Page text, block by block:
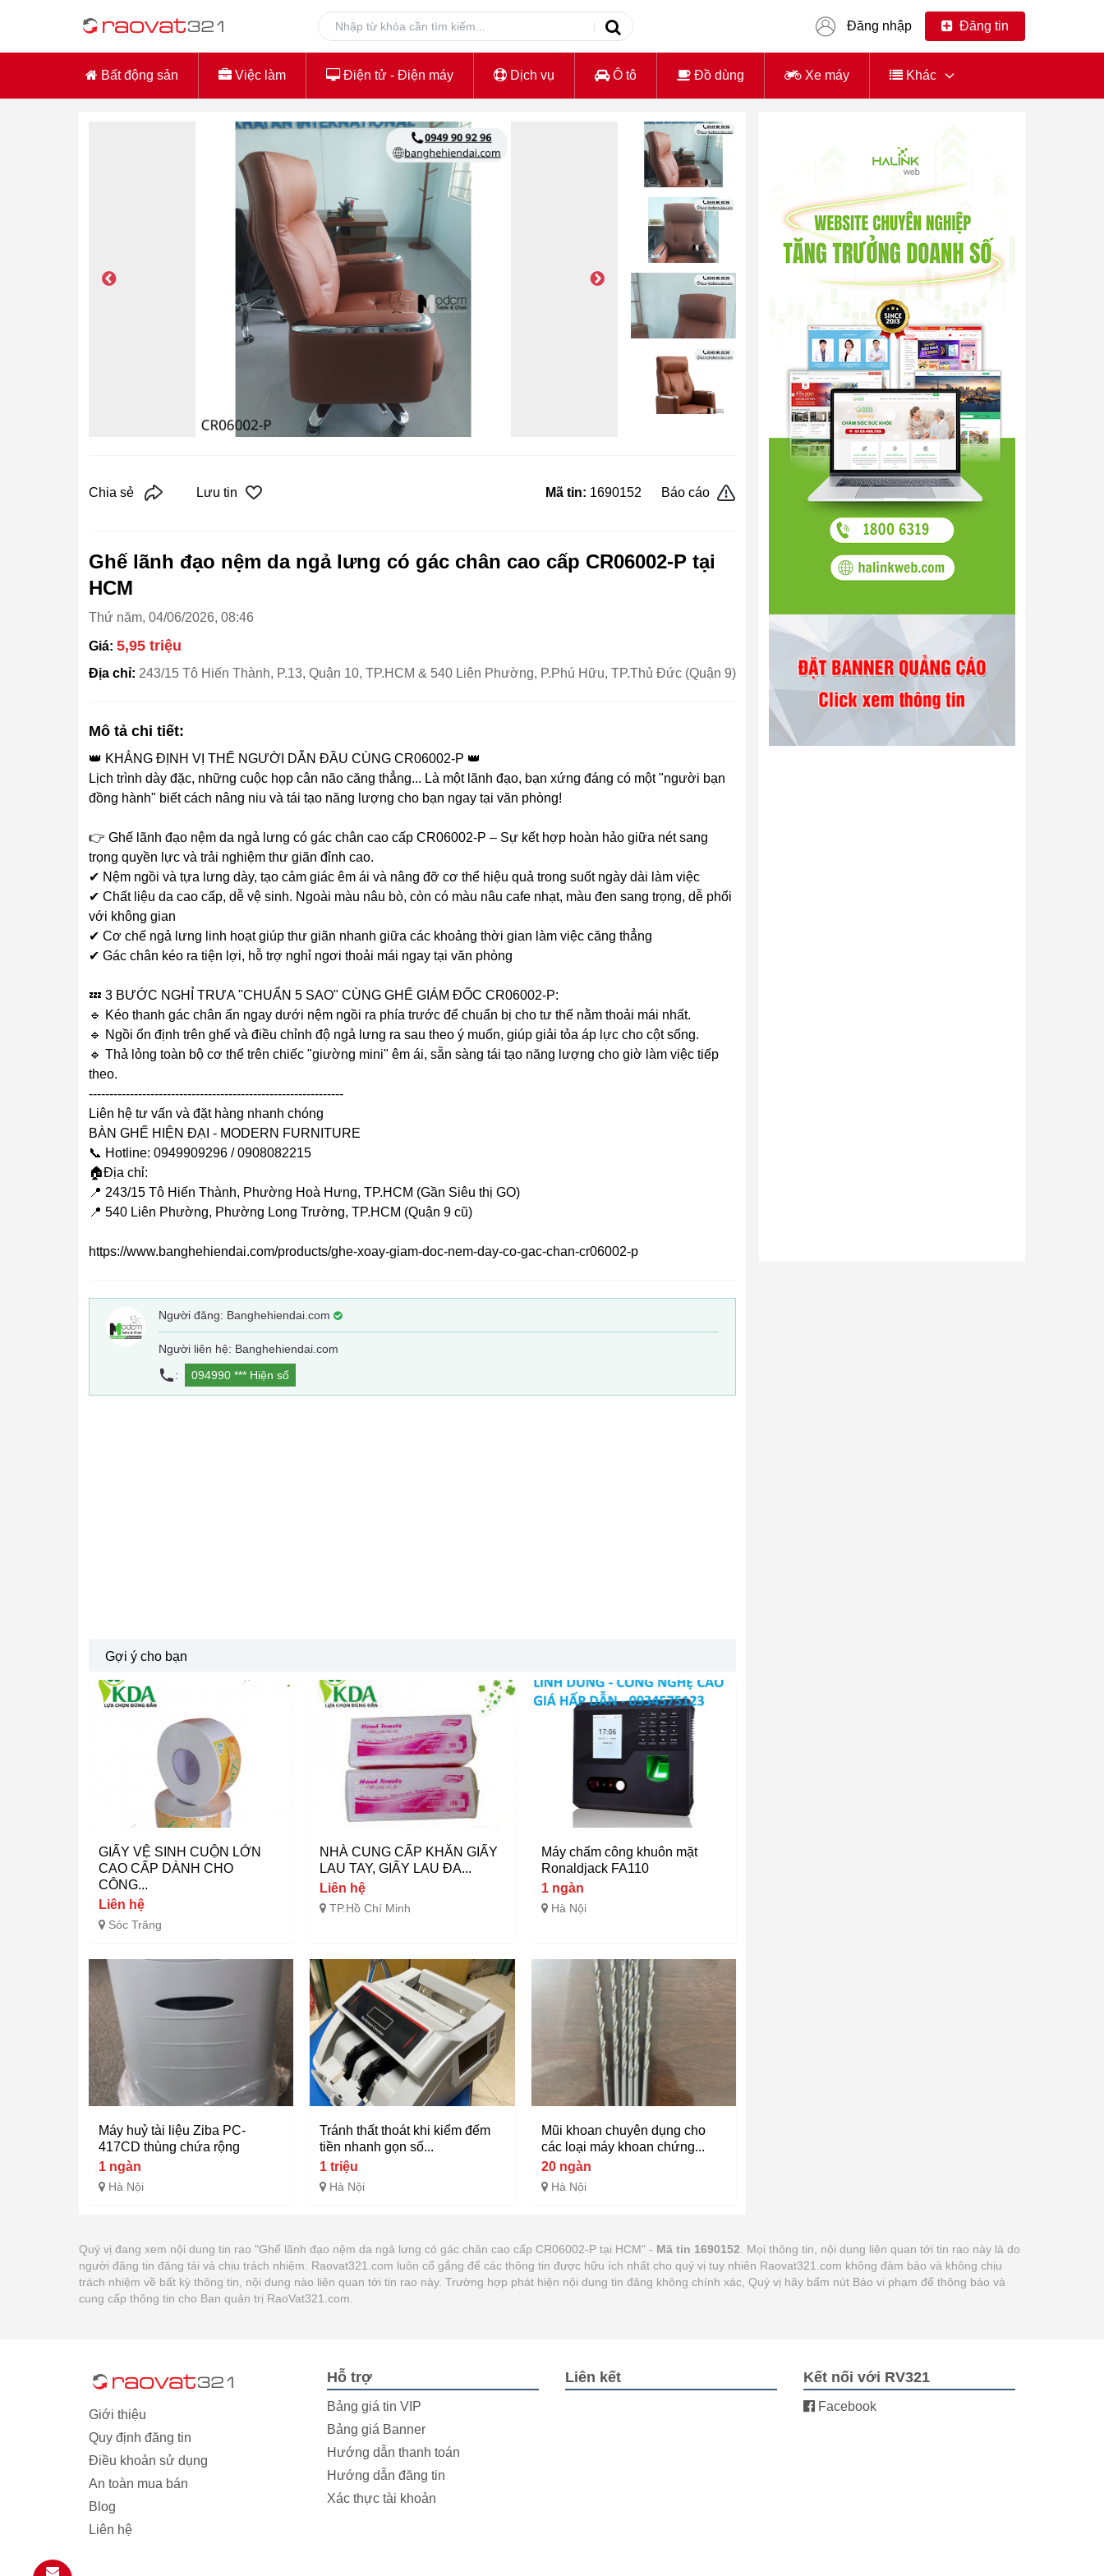
Đăng nhập Đăng tin
Bất động sản Việc làm Điện tử - Điện máy Dịch vụ Ô tô Đồ dùng Xe máy Khác
Chia sẻ Lưu tin Mã tin: 1690152 Báo cáo
Ghế lãnh đạo nệm da ngả lưng có gác chân cao cấp CR06002-P tại
HCM
Thứ năm, 04/06/2026, 08:46
Giá: 5,95 triệu
Địa chỉ: 243/15 Tô Hiến Thành, P.13, Quận 10, TP.HCM & 540 Liên Phường, P.Phú Hữu, TP.Thủ Đức (Quận 9)
Mô tả chi tiết:
👑 KHẲNG ĐỊNH VỊ THẾ NGƯỜI DẪN ĐẦU CÙNG CR06002-P 👑
Lịch trình dày đặc, những cuộc họp cân não căng thẳng... Là một lãnh đạo, bạn xứng đáng có một "người bạn
đồng hành" biết cách nâng niu và tái tạo năng lượng cho bạn ngay tại văn phòng!
👉 Ghế lãnh đạo nệm da ngả lưng có gác chân cao cấp CR06002-P – Sự kết hợp hoàn hảo giữa nét sang
trọng quyền lực và trải nghiệm thư giãn đỉnh cao.
✔ Nệm ngồi và tựa lưng dày, tạo cảm giác êm ái và nâng đỡ cơ thể hiệu quả trong suốt ngày dài làm việc
✔ Chất liệu da cao cấp, dễ vệ sinh. Ngoài màu nâu bò, còn có màu nâu cafe nhạt, màu đen sang trọng, dễ phối
với không gian
✔ Cơ chế ngả lưng linh hoạt giúp thư giãn nhanh giữa các khoảng thời gian làm việc căng thẳng
✔ Gác chân kéo ra tiện lợi, hỗ trợ nghỉ ngơi thoải mái ngay tại văn phòng
💤 3 BƯỚC NGHỈ TRƯA "CHUẨN 5 SAO" CÙNG GHẾ GIÁM ĐỐC CR06002-P:
🔹 Kéo thanh gác chân ẩn ngay dưới nệm ngồi ra phía trước để chuẩn bị cho tư thế nằm thoải mái nhất.
🔹 Ngồi ổn định trên ghế và điều chỉnh độ ngả lưng ra sau theo ý muốn, giúp giải tỏa áp lực cho cột sống.
🔹 Thả lỏng toàn bộ cơ thể trên chiếc "giường mini" êm ái, sẵn sàng tái tạo năng lượng cho giờ làm việc tiếp
theo.
--------------------------------------------------------------
Liên hệ tư vấn và đặt hàng nhanh chóng
BÀN GHẾ HIỆN ĐẠI - MODERN FURNITURE
📞 Hotline: 0949909296 / 0908082215
🏠Địa chỉ:
📍 243/15 Tô Hiến Thành, Phường Hoà Hưng, TP.HCM (Gần Siêu thị GO)
📍 540 Liên Phường, Phường Long Trường, TP.HCM (Quận 9 cũ)
https://www.banghehiendai.com/products/ghe-xoay-giam-doc-nem-day-co-gac-chan-cr06002-p
Người đăng: Banghehiendai.com
Người liên hệ: Banghehiendai.com
:
094990 *** Hiện số
Gợi ý cho bạn
GIẤY VỆ SINH CUỘN LỚN
CAO CẤP DÀNH CHO
CÔNG...
Liên hệ
Sóc Trăng
NHÀ CUNG CẤP KHĂN GIẤY
LAU TAY, GIẤY LAU ĐA...
Liên hệ
TP.Hồ Chí Minh
Máy chấm công khuôn mặt
Ronaldjack FA110
1 ngàn
Hà Nội
Máy huỷ tài liệu Ziba PC-
417CD thùng chứa rộng
1 ngàn
Hà Nội
Tránh thất thoát khi kiểm đếm
tiền nhanh gọn số...
1 triệu
Hà Nội
Mũi khoan chuyên dụng cho
các loại máy khoan chứng...
20 ngàn
Hà Nội
Quý vị đang xem nội dung tin rao "Ghế lãnh đạo nệm da ngả lưng có gác chân cao cấp CR06002-P tại HCM" - Mã tin 1690152 . Mọi thông tin, nội dung liên quan tới tin rao này là do
người đăng tin đăng tải và chịu trách nhiệm. Raovat321.com luôn cố gắng để các thông tin được hữu ích nhất cho quý vị tuy nhiên Raovat321.com không đảm bảo và không chịu
trách nhiệm về bất kỳ thông tin, nội dung nào liên quan tới tin rao này. Trường hợp phát hiện nội dung tin đăng không chính xác, Quý vị hãy bấm nút Báo vi phạm để thông báo và
cung cấp thông tin cho Ban quản trị RaoVat321.com.
Giới thiệu
Quy định đăng tin
Điều khoản sử dụng
An toàn mua bán
Blog
Liên hệ
Hỗ trợ
Bảng giá tin VIP
Bảng giá Banner
Hướng dẫn thanh toán
Hướng dẫn đăng tin
Xác thực tài khoản
Liên kết Kết nối với RV321
Facebook